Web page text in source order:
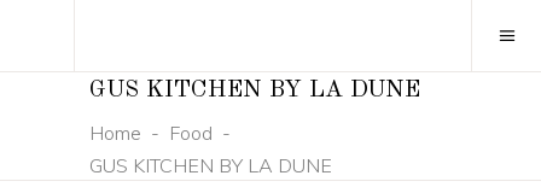
GUS KITCHEN BY LA DUNE
Home - Food -
GUS KITCHEN BY LA DUNE